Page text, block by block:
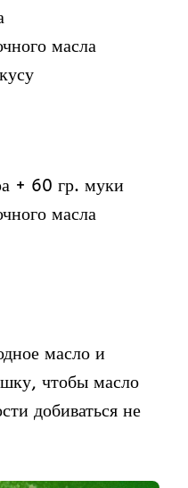
масла
+ 60 гр. муки
масла
масло и
чтобы масло
добиваться не